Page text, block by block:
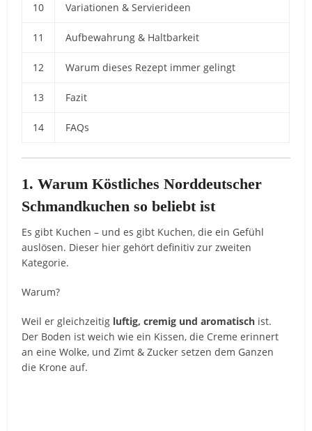
10 Variationen & Servierideen
11 Aufbewahrung & Haltbarkeit
12 Warum dieses Rezept immer gelingt
13 Fazit
14 FAQs
1. Warum Köstliches Norddeutscher
Schmandkuchen so beliebt ist
Es gibt Kuchen – und es gibt Kuchen, die ein Gefühl
auslösen. Dieser hier gehört definitiv zur zweiten
Kategorie.
Warum?
Weil er gleichzeitig luftig, cremig und aromatisch ist.
Der Boden ist weich wie ein Kissen, die Creme erinnert
an eine Wolke, und Zimt & Zucker setzen dem Ganzen
die Krone auf.